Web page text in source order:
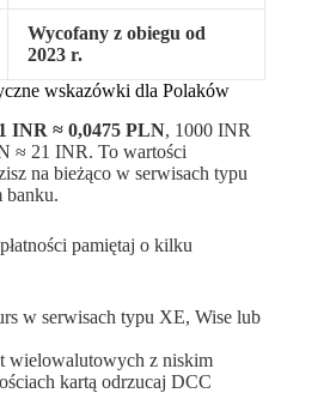
Wycofany z obiegu od
2023 r.
wskazówki dla Polaków
1 INR ≈ 0,0475 PLN, 1000 INR
≈ 21 INR. To wartości
na bieżąco w serwisach typu
banku.
pamiętaj o kilku
w serwisach typu XE, Wise lub
wielowalutowych z niskim
kartą odrzucaj DCC